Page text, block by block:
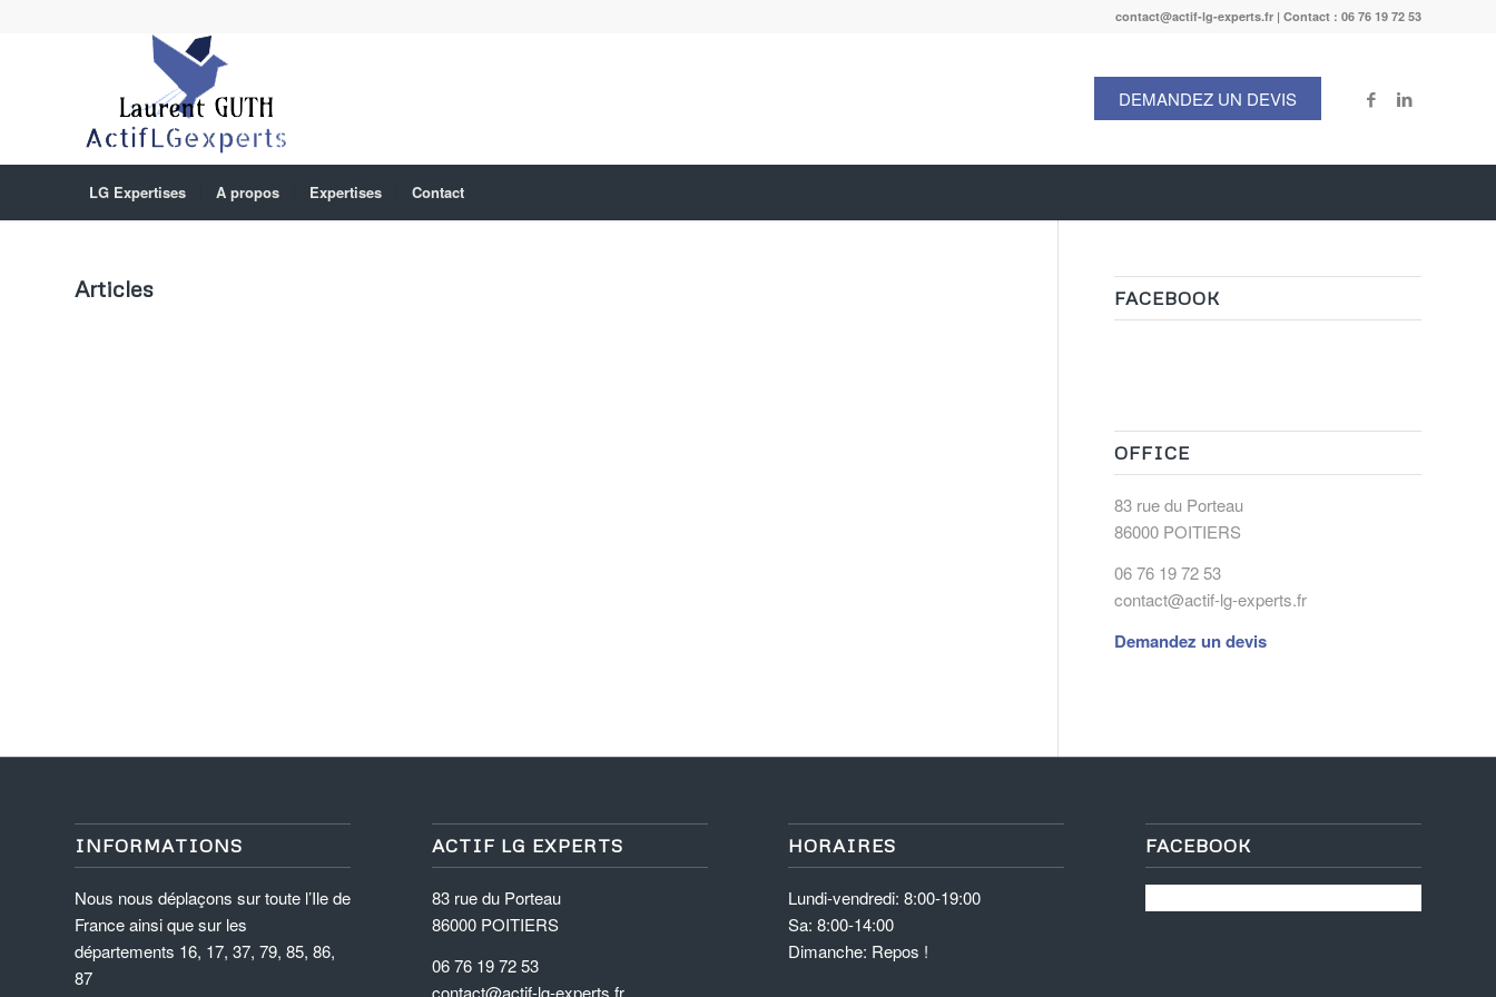
contact@actif-lg-experts.fr | Contact : 06 76 19 72 53
DEMANDEZ UN DEVIS
LG Expertises A propos Expertises Contact
Articles FACEBOOK
OFFICE
83 rue du Porteau
86000 POITIERS
06 76 19 72 53
contact@actif-lg-experts.fr
Demandez un devis
INFORMATIONS
Nous nous déplaçons sur toute l’Ile de
France ainsi que sur les
départements 16, 17, 37, 79, 85, 86,
87
ACTIF LG EXPERTS
83 rue du Porteau
86000 POITIERS
06 76 19 72 53
contact@actif-lg-experts.fr
HORAIRES
Lundi-vendredi: 8:00-19:00
Sa: 8:00-14:00
Dimanche: Repos !
FACEBOOK